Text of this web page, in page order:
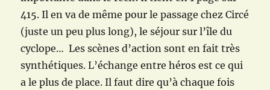
415. Il en va de même pour le passage chez Circé
(juste un peu plus long), le séjour sur l’île du
cyclope… Les scènes d’action sont en fait très
synthétiques. L’échange entre héros est ce qui
a le plus de place. Il faut dire qu’à chaque fois